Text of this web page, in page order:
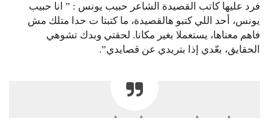
فرد عليها كاتب القصيدة الشاعر حبيب يونس : ” انا حبيب
يونس، أحد اللي كتبو هالقصيدة، ما كتبتا ت حدا متلك مش
فاهم معناها، يستعملا بغير مكانا. لحقتي وبدك تشوهي
الحقايق، بعّدي إذا بتريدي عن قصايدي”.